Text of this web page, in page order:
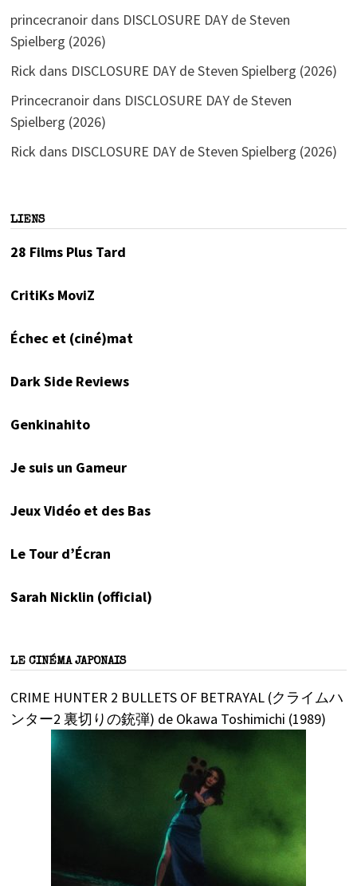
princecranoirdans DISCLOSURE DAY de Steven
Spielberg (2026)
Rick dans DISCLOSURE DAY de Steven Spielberg (2026)
Princecranoirdans DISCLOSURE DAY de Steven
Spielberg (2026)
Rick dans DISCLOSURE DAY de Steven Spielberg (2026)
LIENS
28 Films Plus Tard
CritiKs MoviZ
Échec et (ciné)mat
Dark Side Reviews
Genkinahito
Je suis un Gameur
Jeux Vidéo et des Bas
Le Tour d’Écran
Sarah Nicklin (official)
LE CINÉMA JAPONAIS
CRIME HUNTER 2 BULLETS OF BETRAYAL (クライムハ
ンター2 裏切りの銃弾) de Okawa Toshimichi (1989)